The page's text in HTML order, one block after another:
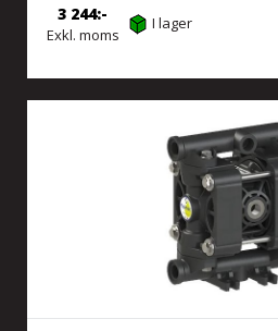
Exkl. moms
3 244 I lager